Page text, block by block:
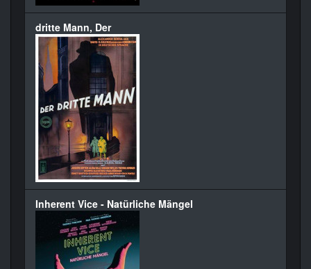
dritte Mann, Der
Inherent Vice - Natürliche Mängel